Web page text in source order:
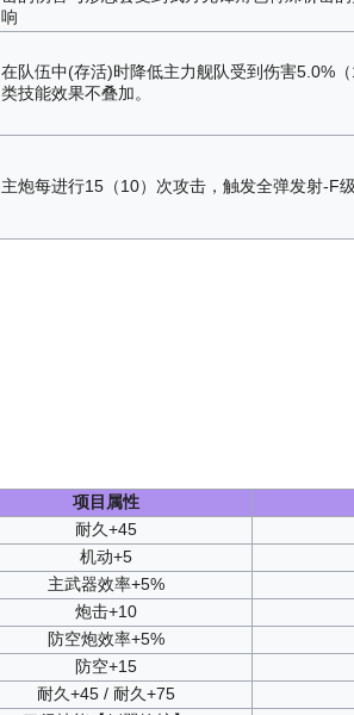
响
在队伍中(存活)时降低主力舰队受到伤害5.0%
类技能效果不叠加。
主炮每进行15（10）次攻击，触发全弹发射-F级
项目属性
耐久+45
机动+5
主武器效率+5%
炮击+10
防空炮效率+5%
防空+15
耐久+45 / 耐久+75